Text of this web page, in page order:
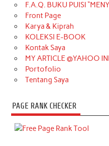
F.A.Q. BUKU PUISI
Front Page
Karya & Kiprah
KOLEKSI E-BOOK
Kontak Saya
MY ARTICLE @YAHOO
Portofolio
Tentang Saya
PAGE RANK CHECKER